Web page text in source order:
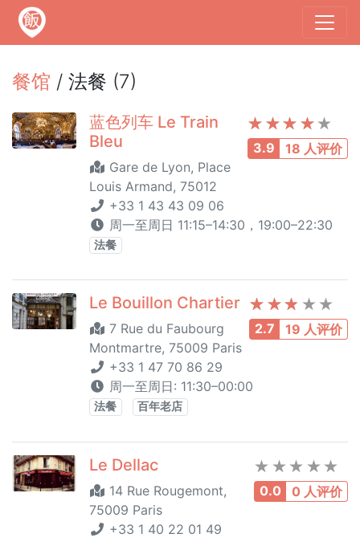
餐馆 / 法餐 (7)
3.9 18 人评价
蓝色列车 Le Train
Bleu
Gare de Lyon, Place
Louis Armand, 75012
+33 1 43 43 09 06
周一至周日 11:15–14:30，19:00–22:30
法餐
2.7 19 人评价
Le Bouillon Chartier
7 Rue du Faubourg
Montmartre, 75009 Paris
+33 1 47 70 86 29
周一至周日: 11:30–00:00
法餐 百年老店
0.0 0 人评价
Le Dellac
14 Rue Rougemont,
75009 Paris
+33 1 40 22 01 49